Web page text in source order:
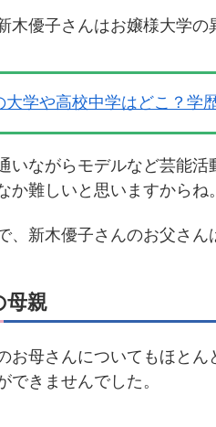
木優子さんはお嬢様大学
大学や高校中学はどこ？学
いながらモデルなど芸能
か難しいと思いますからね。
、新木優子さんのお父さ
母親
お母さんについてもほと
できませんでした。